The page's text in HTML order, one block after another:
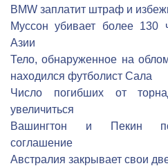
BMW заплатит штраф и
Муссон убивает более
Азии
Тело, обнаруженное на
находился футболист Сала
Число погибших от
увеличиться
Вашингтон и Пекин
соглашение
Австралия закрывает свои